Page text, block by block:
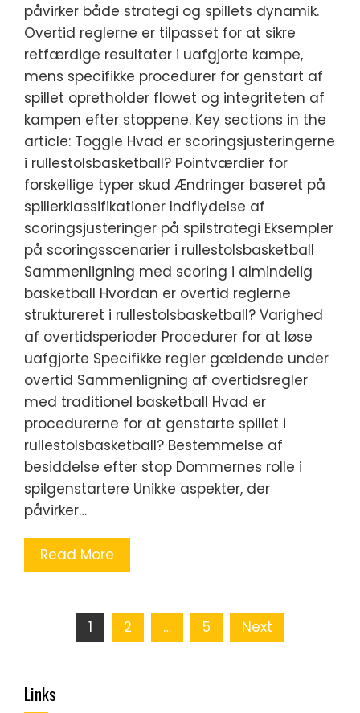
påvirker både strategi og spillets dynamik.
Overtid reglerne er tilpasset for at sikre
retfærdige resultater i uafgjorte kampe,
mens specifikke procedurer for genstart af
spillet opretholder flowet og integriteten af
kampen efter stoppene. Key sections in the
article: Toggle Hvad er scoringsjusteringerne
i rullestolsbasketball? Pointværdier for
forskellige typer skud Ændringer baseret på
spillerklassifikationer Indflydelse af
scoringsjusteringer på spilstrategi Eksempler
på scoringsscenarier i rullestolsbasketball
Sammenligning med scoring i almindelig
basketball Hvordan er overtid reglerne
struktureret i rullestolsbasketball? Varighed
af overtidsperioder Procedurer for at løse
uafgjorte Specifikke regler gældende under
overtid Sammenligning af overtidsregler
med traditionel basketball Hvad er
procedurerne for at genstarte spillet i
rullestolsbasketball? Bestemmelse af
besiddelse efter stop Dommernes rolle i
spilgenstartere Unikke aspekter, der
påvirker…
Read More
Posts 1 2 … 5 Next
Links